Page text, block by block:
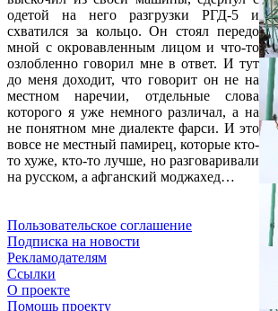
одетой на него разгрузки РГД-5 и
схватился за кольцо. Он стоял передо
мной с окровавленным лицом и что-то
озлобленно говорил мне в ответ. И тут
до меня доходит, что говорит он не на
местном наречии, отдельные слова
которого я уже немного различал, а на
не понятном мне диалекте фарси. И это
вовсе не местный памирец, которые кто-
то хуже, кто-то лучше, но разговаривали
на русском, а афганский моджахед…
Пользовательское соглашение
Подписка на новости
Рекламодателям
Ссылки
О проекте
Помощь проекту